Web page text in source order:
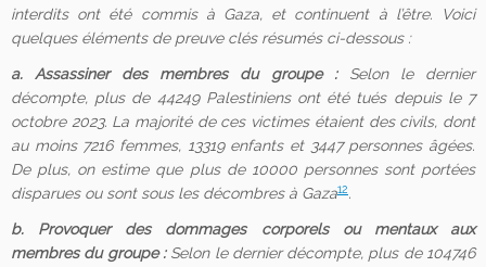
interdits ont été commis à Gaza, et continuent à l’être. Voici
quelques éléments de preuve clés résumés ci-dessous :
a. Assassiner des membres du groupe :Selon le dernier
décompte, plus de 44249 Palestiniens ont été tués depuis le 7
octobre 2023. La majorité de ces victimes étaient des civils, dont
au moins 7216 femmes, 13319 enfants et 3447 personnes âgées.
De plus, on estime que plus de 10000 personnes sont portées
disparues ou sont sous les décombres à Gaza12.
b. Provoquer des dommages corporels ou mentaux aux
membres du groupe : Selon le dernier décompte, plus de 104746